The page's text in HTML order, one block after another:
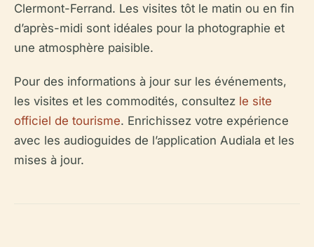
Clermont-Ferrand. Les visites tôt le matin ou en fin
d’après-midi sont idéales pour la photographie et
une atmosphère paisible.
Pour des informations à jour sur les événements,
les visites et les commodités, consultez le site
officiel de tourisme. Enrichissez votre expérience
avec les audioguides de l’application Audiala et les
mises à jour.